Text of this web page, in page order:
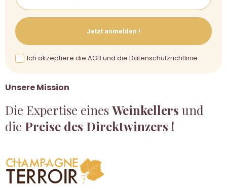
Unsere Mission
Die Expertise einesWeinkellers und
die Preise des Direktwinzers !
Jetzt anmelden !
Ich akzeptiere die AGB und die Datenschutzrichtlinie